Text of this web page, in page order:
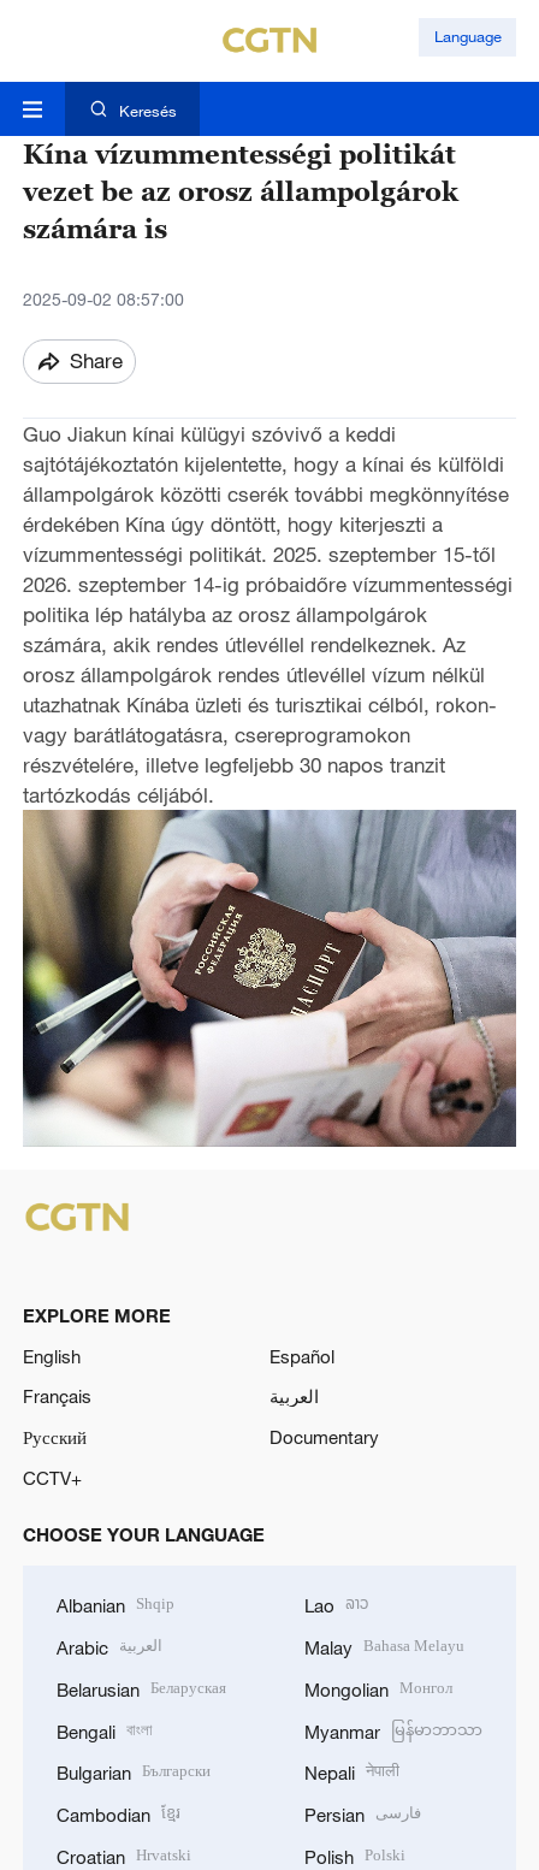
Language
Keresés
Kína vízummentességi politikát
vezet be az orosz állampolgárok
számára is
2025-09-02 08:57:00
Share
Guo Jiakun kínai külügyi szóvivő a keddi
sajtótájékoztatón kijelentette, hogy a kínai és külföldi
állampolgárok közötti cserék további megkönnyítése
érdekében Kína úgy döntött, hogy kiterjeszti a
vízummentességi politikát. 2025. szeptember 15-től
2026. szeptember 14-ig próbaidőre vízummentességi
politika lép hatályba az orosz állampolgárok
számára, akik rendes útlevéllel rendelkeznek. Az
orosz állampolgárok rendes útlevéllel vízum nélkül
utazhatnak Kínába üzleti és turisztikai célból, rokon-
vagy barátlátogatásra, csereprogramokon
részvételére, illetve legfeljebb 30 napos tranzit
tartózkodás céljából.
EXPLORE MORE
English
Español
Français
العربية
Русский
Documentary
CCTV+
CHOOSE YOUR LANGUAGE
Albanian Shqip
Arabic العربية
Belarusian Беларуская
Bengali বাংলা
Bulgarian Български
Cambodian ខ្មែរ
Croatian Hrvatski
Lao ລາວ
Malay Bahasa Melayu
Mongolian Монгол
Myanmar မြန်မာဘာသာ
Nepali नेपाली
Persian فارسی
Polish Polski